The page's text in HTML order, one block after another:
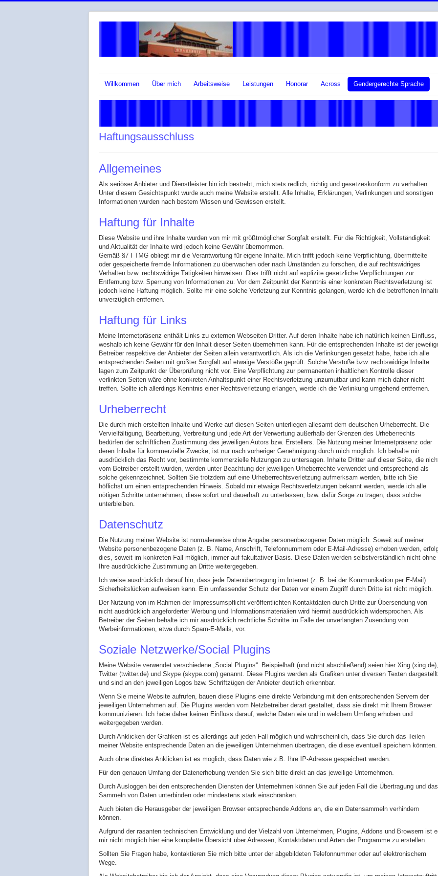
Willkommen Über mich Arbeitsweise Leistungen Honorar Across Gendergerechte Sprache
Haftungsausschluss
Allgemeines
Als seriöser Anbieter und Dienstleister bin ich bestrebt, mich stets redlich, richtig und gesetzeskonform zu verhalten.
Unter diesem Gesichtspunkt wurde auch meine Website erstellt. Alle Inhalte, Erklärungen, Verlinkungen und sonstigen
Informationen wurden nach bestem Wissen und Gewissen erstellt.
Haftung für Inhalte
Diese Website und ihre Inhalte wurden von mir mit größtmöglicher Sorgfalt erstellt. Für die Richtigkeit, Vollständigkeit
und Aktualität der Inhalte wird jedoch keine Gewähr übernommen.
Gemäß §7 I TMG obliegt mir die Verantwortung für eigene Inhalte. Mich trifft jedoch keine Verpflichtung, übermittelte
oder gespeicherte fremde Informationen zu überwachen oder nach Umständen zu forschen, die auf rechtswidriges
Verhalten bzw. rechtswidrige Tätigkeiten hinweisen. Dies trifft nicht auf explizite gesetzliche Verpflichtungen zur
Entfernung bzw. Sperrung von Informationen zu. Vor dem Zeitpunkt der Kenntnis einer konkreten Rechtsverletzung ist
jedoch keine Haftung möglich. Sollte mir eine solche Verletzung zur Kenntnis gelangen, werde ich die betroffenen
unverzüglich entfernen.
Haftung für Links
Meine Internetpräsenz enthält Links zu externen Webseiten Dritter. Auf deren Inhalte habe ich natürlich keinen Einfluss,
weshalb ich keine Gewähr für den Inhalt dieser Seiten übernehmen kann. Für die entsprechenden Inhalte ist der
Betreiber respektive der Anbieter der Seiten allein verantwortlich. Als ich die Verlinkungen gesetzt habe, habe ich alle
entsprechenden Seiten mit größter Sorgfalt auf etwaige Verstöße geprüft. Solche Verstöße bzw. rechtswidrige Inhalte
lagen zum Zeitpunkt der Überprüfung nicht vor. Eine Verpflichtung zur permanenten inhaltlichen Kontrolle dieser
verlinkten Seiten wäre ohne konkreten Anhaltspunkt einer Rechtsverletzung unzumutbar und kann mich daher nicht
treffen. Sollte ich allerdings Kenntnis einer Rechtsverletzung erlangen, werde ich die Verlinkung umgehend entfernen.
Urheberrecht
Die durch mich erstellten Inhalte und Werke auf diesen Seiten unterliegen allesamt dem deutschen Urheberrecht. Die
Vervielfältigung, Bearbeitung, Verbreitung und jede Art der Verwertung außerhalb der Grenzen des Urheberrechts
bedürfen der schriftlichen Zustimmung des jeweiligen Autors bzw. Erstellers. Die Nutzung meiner Internetpräsenz oder
deren Inhalte für kommerzielle Zwecke, ist nur nach vorheriger Genehmigung durch mich möglich. Ich behalte mir
ausdrücklich das Recht vor, bestimmte kommerzielle Nutzungen zu untersagen. Inhalte Dritter auf dieser Seite, die
vom Betreiber erstellt wurden, werden unter Beachtung der jeweiligen Urheberrechte verwendet und entsprechend als
solche gekennzeichnet. Sollten Sie trotzdem auf eine Urheberrechtsverletzung aufmerksam werden, bitte ich Sie
höflichst um einen entsprechenden Hinweis. Sobald mir etwaige Rechtsverletzungen bekannt werden, werde ich alle
nötigen Schritte unternehmen, diese sofort und dauerhaft zu unterlassen, bzw. dafür Sorge zu tragen, dass solche
unterbleiben.
Datenschutz
Die Nutzung meiner Website ist normalerweise ohne Angabe personenbezogener Daten möglich. Soweit auf meiner
Website personenbezogene Daten (z. B. Name, Anschrift, Telefonnummern oder E-Mail-Adresse) erhoben werden,
dies, soweit im konkreten Fall möglich, immer auf fakultativer Basis. Diese Daten werden selbstverständlich nicht ohne
Ihre ausdrückliche Zustimmung an Dritte weitergegeben.
Ich weise ausdrücklich darauf hin, dass jede Datenübertragung im Internet (z. B. bei der Kommunikation per E-Mail)
Sicherheitslücken aufweisen kann. Ein umfassender Schutz der Daten vor einem Zugriff durch Dritte ist nicht möglich.
Der Nutzung von im Rahmen der Impressumspflicht veröffentlichten Kontaktdaten durch Dritte zur Übersendung von
nicht ausdrücklich angeforderter Werbung und Informationsmaterialien wird hiermit ausdrücklich widersprochen. Als
Betreiber der Seiten behalte ich mir ausdrücklich rechtliche Schritte im Falle der unverlangten Zusendung von
Werbeinformationen, etwa durch Spam-E-Mails, vor.
Soziale Netzwerke/Social Plugins
Meine Website verwendet verschiedene „Social Plugins“. Beispielhaft (und nicht abschließend) seien hier Xing (xing.de),
Twitter (twitter.de) und Skype (skype.com) genannt. Diese Plugins werden als Grafiken unter diversen Texten dargestellt
und sind an den jeweiligen Logos bzw. Schriftzügen der Anbieter deutlich erkennbar.
Wenn Sie meine Website aufrufen, bauen diese Plugins eine direkte Verbindung mit den entsprechenden Servern der
jeweiligen Unternehmen auf. Die Plugins werden vom Netzbetreiber derart gestaltet, dass sie direkt mit Ihrem Browser
kommunizieren. Ich habe daher keinen Einfluss darauf, welche Daten wie und in welchem Umfang erhoben und
weitergegeben werden.
Durch Anklicken der Grafiken ist es allerdings auf jeden Fall möglich und wahrscheinlich, dass Sie durch das Teilen
meiner Website entsprechende Daten an die jeweiligen Unternehmen übertragen, die diese eventuell speichern könnten.
Auch ohne direktes Anklicken ist es möglich, dass Daten wie z.B. Ihre IP-Adresse gespeichert werden.
Für den genauen Umfang der Datenerhebung wenden Sie sich bitte direkt an das jeweilige Unternehmen.
Durch Ausloggen bei den entsprechenden Diensten der Unternehmen können Sie auf jeden Fall die Übertragung und das
Sammeln von Daten unterbinden oder mindestens stark einschränken.
Auch bieten die Herausgeber der jeweiligen Browser entsprechende Addons an, die ein Datensammeln verhindern
können.
Aufgrund der rasanten technischen Entwicklung und der Vielzahl von Unternehmen, Plugins, Addons und Browsern ist
mir nicht möglich hier eine komplette Übersicht über Adressen, Kontaktdaten und Arten der Programme zu erstellen.
Sollten Sie Fragen habe, kontaktieren Sie mich bitte unter der abgebildeten Telefonnummer oder auf elektronischem
Wege.